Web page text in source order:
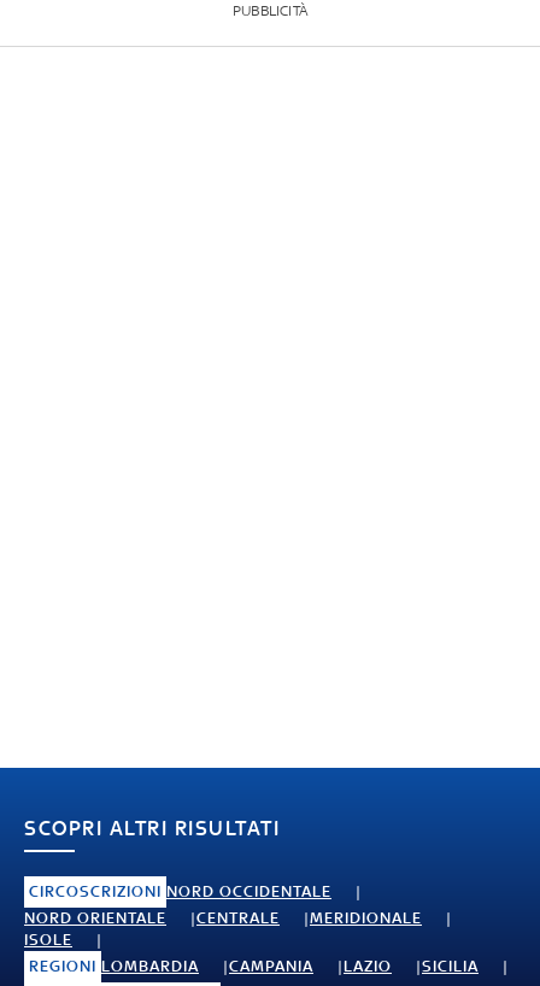
PUBBLICITÀ
SCOPRI ALTRI RISULTATI
CIRCOSCRIZIONI NORD OCCIDENTALE
NORD ORIENTALE
CENTRALE
MERIDIONALE
ISOLE
REGIONI LOMBARDIA CAMPANIA LAZIO
SICILIA